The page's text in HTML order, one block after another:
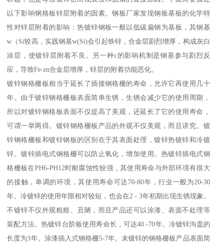
以下影响钢格板锌层附着的因素。钢板厂家发现钢板基板的化学特
性对锌层附着的影响：热镀锌钢板一般以低碳扁钢为基板，其钢基
w（Si较高，实践钢基w(Si)会引起铁锌，合金层剧烈增厚，构成灰白
涂层，使镀锌层附着不良。另一种c的影响机制是钢基参与剧烈反
应，导致Fe-zn合金层增厚，锌层的附着功能恶化。
镀锌钢格栅板相当于延长了插接钢格栅的寿命，允许它再使用几十
年。由于镀锌钢格栅板表面简单生锈，生锈会减少它的使用周期，
所以对镀锌钢格板表面不仅提高了美观，还延长了它的使用寿命，
可谓一举两得。镀锌钢格栅板产品的外观不仅美观，而且讲究。镀
锌钢格栅板和镀锌钢板的区别在于其表面处理，镀锌热镀锌和冷镀
锌。镀锌插电式钢格栅可以防止氧化，增加使用。热镀锌插电式钢
格栅板在PH6-PH12时耐腐蚀性较强，其使用寿命与外部环境有很大
的接触，单调的环境，其使用寿命可达70-80年，行业一般为20-30
年。冷镀锌的使用年限相对较短，也会在2 - 3年初期出现生锈现象。
不镀锌不仅外观粗糙、丑陋，而且产品还可以涂漆、表面不处理等
装配方法。热镀锌台阶板使用寿命长，可达40 -70年。冷镀锌沟盖的
长度为3年。涂漆插入式钢格栅5-7年。未镀锌的钢格栅板产品表面简